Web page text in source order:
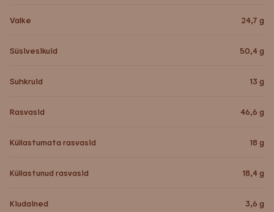
Valke 24,7 g
Süsivesikuid 50,4g
Suhkruid 13 g
Rasvasid 46,6 g
Küllastumata rasvasid 18 g
Küllastunud rasvasid 18,4g
Kiudained 3,6 g